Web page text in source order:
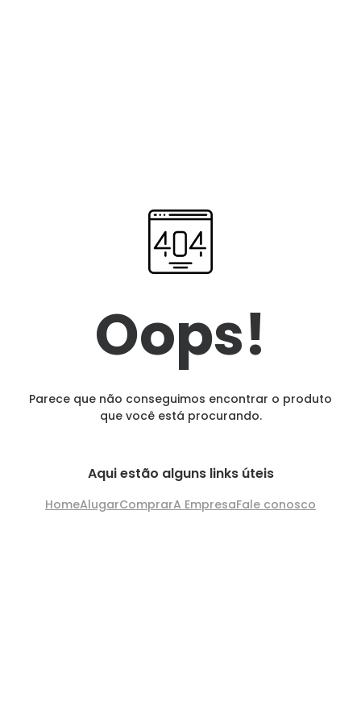
Oops!
Parece que não conseguimos encontrar o produto
que você está procurando.
Aqui estão alguns links úteis
HomeAlugarComprarA EmpresaFale conosco